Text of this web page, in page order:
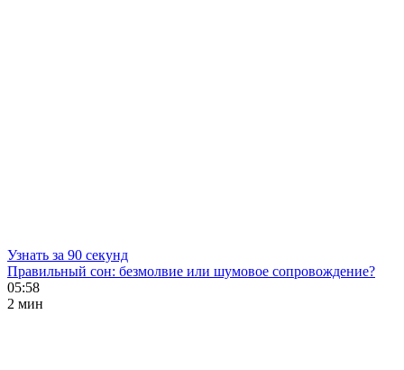
Узнать за 90 секунд
Правильный сон: безмолвие или шумовое сопровождение?
05:58
2 мин